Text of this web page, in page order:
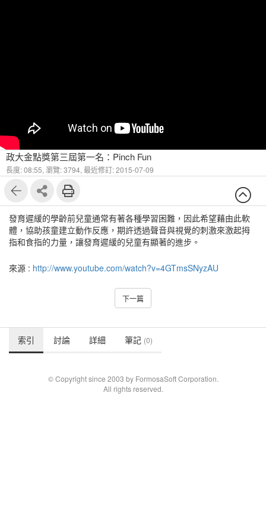
政大金點獎第三屆第一名：Pinch Fun
長度: 08:55, 瀏覽: 3794, 最近修訂: 2015-07-09
發育遲緩的學齡前兒童通常有著各種學習困難，因此希望藉由此軟
體，協助孩童建立動作反應，期許透過聲音與視覺的刺激來激起拇
指和食指的力量，讓發育遲緩的兒童有顯著的進步。
來源 : http://www.youtube.com/watch?v=4GTmsSNyzAU
下一篇
索引 討論 詳細 筆記 (0)
© Copyright since 2003 by FormosaSoft Corporation.
All rights reserved.